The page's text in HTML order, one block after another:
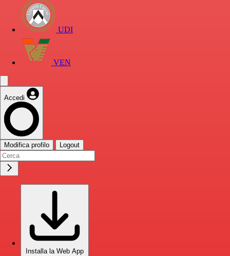
UDI
VEN
Accedi
Modifica profilo Logout
Installa la Web App